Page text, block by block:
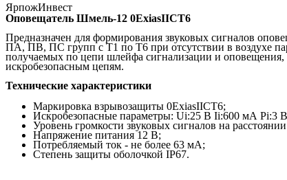
ЯрпожИнвест
Оповещатель Шмель-12 0ExiasIICT6
Предназначен для формирования звуковых сигналов
ПА, ПВ, ПС групп с Т1 по Т6 при отсутствии в воздухе
получаемых по цепи шлейфа сигнализации и
искробезопасным цепям.
Технические характеристики
Маркировка взрывозащиты 0ExiasIICT6;
Искробезопасные параметры: Ui:25 В Ii:600 мА Pi:3
Уровень громкости звуковых сигналов на
Напряжение питания 12 В;
Потребляемый ток - не более 63 мА;
Степень защиты оболочкой IP67.